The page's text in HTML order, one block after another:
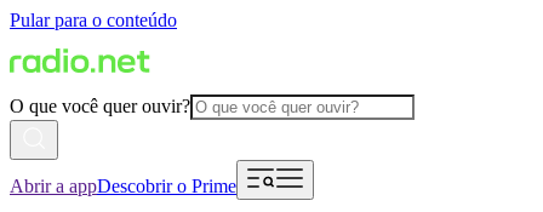
Pular para o conteúdo
O que você quer ouvir?
Abrir a appDescobrir o Prime